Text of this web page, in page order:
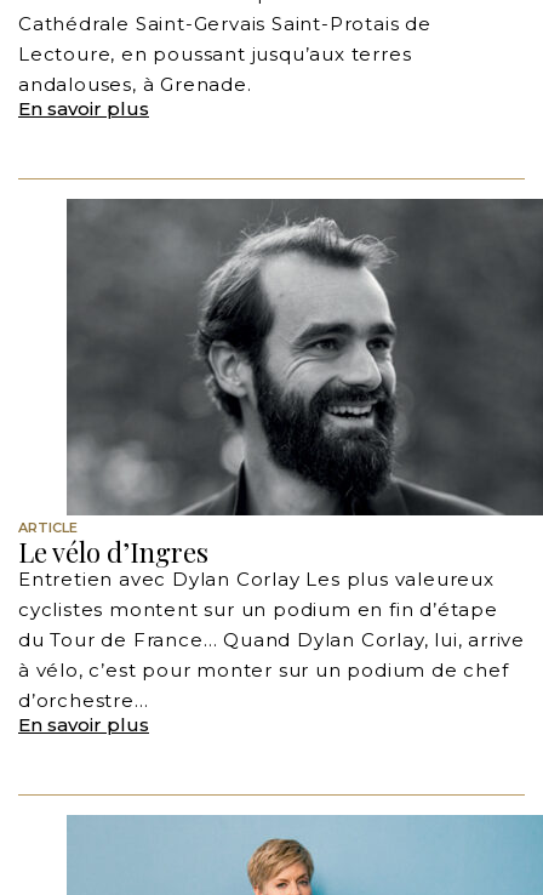
Cathédrale Saint-Gervais Saint-Protais de
Lectoure, en poussant jusqu’aux terres
andalouses, à Grenade.
En savoir plus
Le vélo d’Ingres
ARTICLE
Entretien avec Dylan Corlay Les plus valeureux
cyclistes montent sur un podium en fin d’étape
du Tour de France… Quand Dylan Corlay, lui, arrive
à vélo, c’est pour monter sur un podium de chef
d’orchestre…
En savoir plus